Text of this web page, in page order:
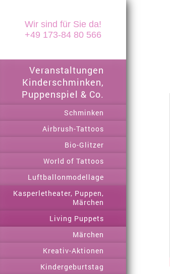
Wir sind für Sie da!
+49 173-84 80 566
Veranstaltungen
Kinderschminken,
Puppenspiel & Co.
Schminken
Airbrush-Tattoos
Bio-Glitzer
World of Tattoos
Luftballonmodellage
Kasperletheater, Puppen,
Märchen
Living Puppets
Märchen
Kreativ-Aktionen
Kindergeburtstag